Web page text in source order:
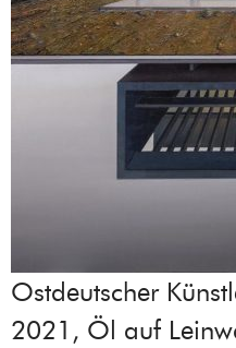
Ostdeutscher
2021, Öl auf